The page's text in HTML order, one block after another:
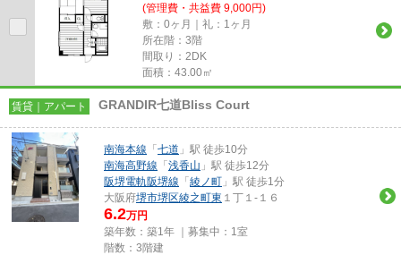
(管理費・共益費 9,000円)
敷：0ヶ月｜礼：1ヶ月
所在階：3階
間取り：2DK
面積：43.00㎡
賃貸｜アパート GRANDIR七道Bliss Court
南海本線 「 七道 」駅 徒歩10分
南海高野線 「 浅香山 」駅 徒歩12分
阪堺電軌阪堺線 「 綾ノ町 」駅 徒歩1分
大阪府堺市堺区綾之町東 １丁１-１６
6.2万円
築年数：築1年 ｜募集中： 1室
階数：3階建